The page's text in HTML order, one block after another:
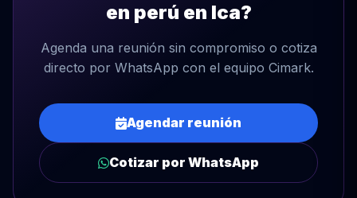
en perú en Ica?
Agenda una reunión sin compromiso o cotiza
directo por WhatsApp con el equipo Cimark.
Agendar reunión
Cotizar por WhatsApp